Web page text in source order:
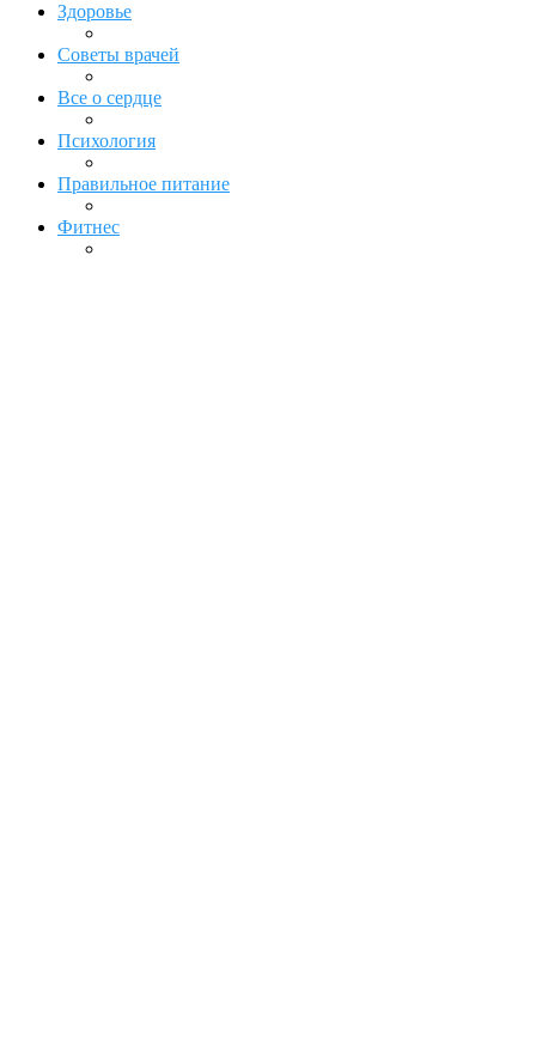
Здоровье
Советы врачей
Все о сердце
Психология
Правильное питание
Фитнес